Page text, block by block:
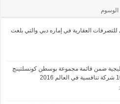
الوسوم
للتصرفات العقارية في إماره دبي والتي بلغت
ضمن قائمة مجموعة بوسطن كونسلتينج